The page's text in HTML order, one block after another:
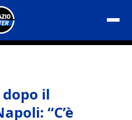
il
“C’è